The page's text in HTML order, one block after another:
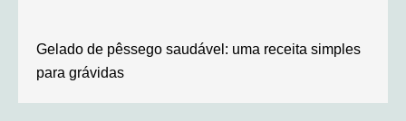
Gelado de pêssego saudável: uma receita simples
para grávidas